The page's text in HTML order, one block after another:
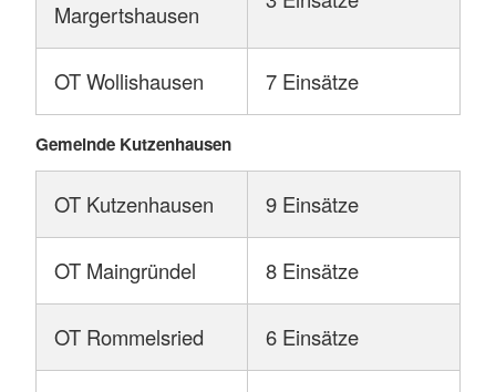
Garagenbrand
Mehr anzeigen
Margertshausen
OT Wollishausen 7 Einsätze
Gemeinde Kutzenhausen
OT Kutzenhausen 9 Einsätze
OT Maingründel 8 Einsätze
OT Rommelsried 6 Einsätze